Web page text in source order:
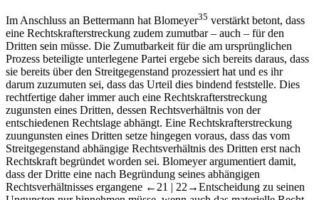
Im Anschluss an Bettermann hat Blomeyer35 verstärkt betont, dass
eine Rechtskrafterstreckung zudem zumutbar –​ auch –​ für den
Dritten sein müsse. Die Zumutbarkeit für die am ursprünglichen
Prozess beteiligte unterlegene Partei ergebe sich bereits daraus, dass
sie bereits über den Streitgegenstand prozessiert hat und es ihr
darum zuzumuten sei, dass das Urteil dies bindend feststelle. Dies
rechtfertige daher immer auch eine Rechtskrafterstreckung
zugunsten eines Dritten, dessen Rechtsverhältnis von der
entschiedenen Rechtslage abhängt. Eine Rechtskrafterstreckung
zuungunsten eines Dritten setze hingegen voraus, dass das vom
Streitgegenstand abhängige Rechtsverhältnis des Dritten erst nach
Rechtskraft begründet worden sei. Blomeyerargumentiert damit,
dass der Dritte eine nach Begründung seines abhängigen
Rechtsverhältnisses ergangene ←21 | 22→Entscheidung zu seinen